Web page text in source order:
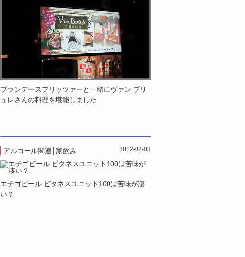
ブランデースプリッツァーと一緒にヴァン ブリ
ュレさんの料理を堪能しました
アルコール関連 家飲み 2012-02-03
エチゴビール ビタネスユニット100は苦味が凄
い？